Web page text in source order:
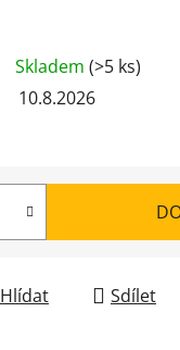
Skladem (>5 ks)
10.8.2026
Hlídat Sdílet